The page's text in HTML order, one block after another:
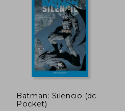
Batman: Silencio (dc
Pocket)